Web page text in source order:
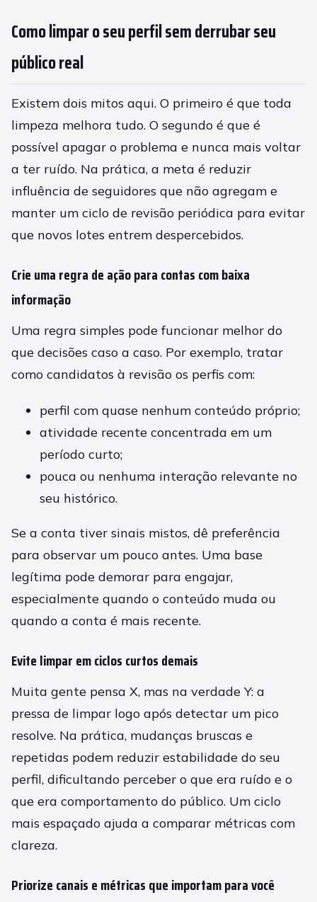
Como limpar o seu perfil sem derrubar seu
público real
Existem dois mitos aqui. O primeiro é que toda
limpeza melhora tudo. O segundo é que é
possível apagar o problema e nunca mais voltar
a ter ruído. Na prática, a meta é reduzir
influência de seguidores que não agregam e
manter um ciclo de revisão periódica para evitar
que novos lotes entrem despercebidos.
Crie uma regra de ação para contas com baixa
informação
Uma regra simples pode funcionar melhor do
que decisões caso a caso. Por exemplo, tratar
como candidatos à revisão os perfis com:
perfil com quase nenhum conteúdo próprio;
atividade recente concentrada em um
período curto;
pouca ou nenhuma interação relevante no
seu histórico.
Se a conta tiver sinais mistos, dê preferência
para observar um pouco antes. Uma base
legítima pode demorar para engajar,
especialmente quando o conteúdo muda ou
quando a conta é mais recente.
Evite limpar em ciclos curtos demais
Muita gente pensa X, mas na verdade Y: a
pressa de limpar logo após detectar um pico
resolve. Na prática, mudanças bruscas e
repetidas podem reduzir estabilidade do seu
perfil, dificultando perceber o que era ruído e o
que era comportamento do público. Um ciclo
mais espaçado ajuda a comparar métricas com
clareza.
Priorize canais e métricas que importam para você